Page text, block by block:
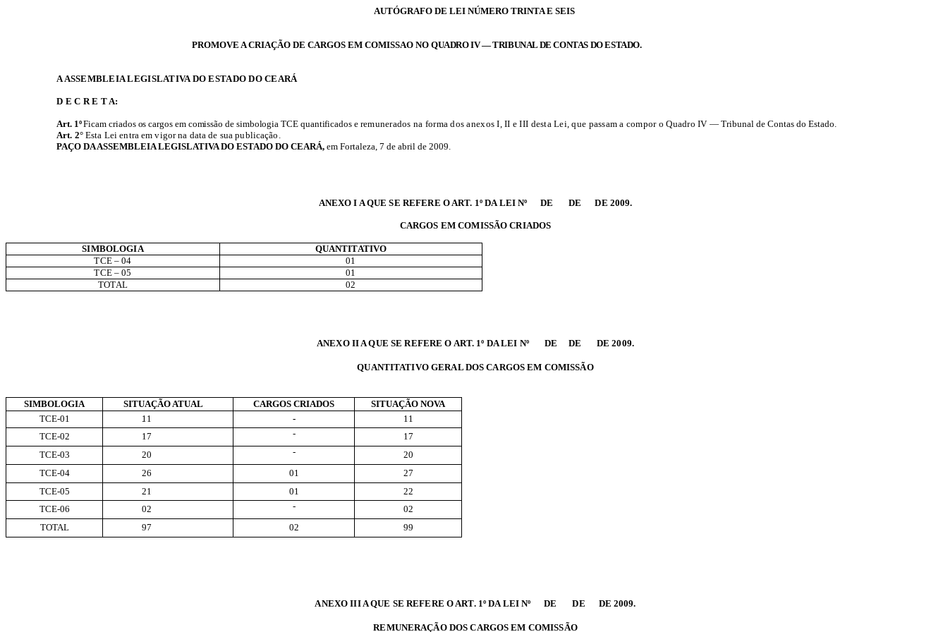
AUTÓGRAFO DE LEI NÚMERO TRINTA E SEIS
PROMOVE A CRIAÇÃO DE CARGOS EM COMISSAO NO QUADROIV — TRIBUNAL DE CONTAS DO ESTADO.
A ASSEMBLEIA LEGISLATIVA DO ESTADO DO CEARÁ
D E C R E T A:
Art. 1ºFicam criados os cargos em comissão de simbologia TCE quantificados e remunerados na forma dos anexos I, II e III desta Lei, que passam a compor o Quadro IV— Tribunal de Contas do Estado.
Art. 2°Esta Lei entra em vigor na data de sua publicação.
PAÇO DA ASSEMBLEIA LEGISLATIVA DO ESTADO DO CEARÁ, em Fortaleza, 7 de abril de 2009.
ANEXO I A QUE SE REFERE O ART. 1º DA LEI Nº DE DE DE 2009.
CARGOS EM COMISSÃO CRIADOS
SIMBOLOGIA
QUANTITATIVO
TCE – 04
01
TCE – 05
01
TOTAL
02
ANEXO II A QUE SE REFERE O ART. 1º DA LEI Nº DE DE DE 2009.
QUANTITATIVO GERAL DOS CARGOS EM COMISSÃO
SIMBOLOGIA SITUAÇÃO ATUAL CARGOS CRIADOS
SITUAÇÃO NOVA
TCE-01
11 -
11
TCE-02
17 -
17
TCE-03
20 -
20
TCE-04
26 01
27
TCE-05
21 01
22
TCE-06
02 -
02
TOTAL
97 02 99
ANEXO III A QUE SE REFERE O ART. 1º DA LEI Nº DE DE DE 2009.
REMUNERAÇÃO DOS CARGOS EM COMISSÃO